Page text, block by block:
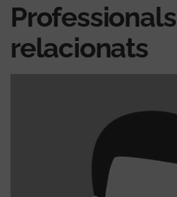
Professionals
relacionats